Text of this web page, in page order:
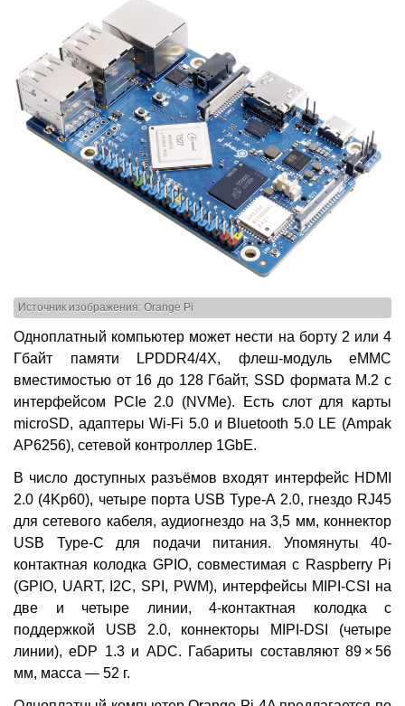
Источник изображения: Orange Pi
Одноплатный компьютер может нести на борту 2 или 4
Гбайт памяти LPDDR4/4X, флеш-модуль eMMC
вместимостью от 16 до 128 Гбайт, SSD формата M.2 с
интерфейсом PCIe 2.0 (NVMe). Есть слот для карты
microSD, адаптеры Wi-Fi 5.0 и Bluetooth 5.0 LE (Ampak
AP6256), сетевой контроллер 1GbE.
В число доступных разъёмов входят интерфейс HDMI
2.0 (4Kp60), четыре порта USB Type-A 2.0, гнездо RJ45
для сетевого кабеля, аудиогнездо на 3,5 мм, коннектор
USB Type-C для подачи питания. Упомянуты 40-
контактная колодка GPIO, совместимая с Raspberry Pi
(GPIO, UART, I2C, SPI, PWM), интерфейсы MIPI-CSI на
две и четыре линии, 4-контактная колодка с
поддержкой USB 2.0, коннекторы MIPI-DSI (четыре
линии), eDP 1.3 и ADC. Габариты составляют 89 × 56
мм, масса — 52 г.